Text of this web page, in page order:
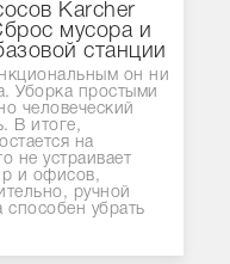
Karcher
мусора и
станции
он ни
Уборка простыми
человеческий
В итоге,
на
не устраивает
и офисов,
ручной
способен убрать